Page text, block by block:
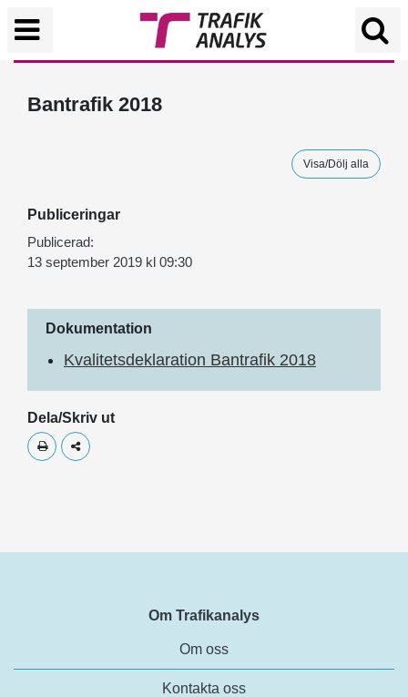
Bantrafik 2018
Visa/Dölj alla
Publiceringar
Publicerad:
13 september 2019 kl 09:30
Dokumentation
Kvalitetsdeklaration Bantrafik 2018
Dela/Skriv ut
Skriv utDela
Om Trafikanalys
Om oss
Kontakta oss